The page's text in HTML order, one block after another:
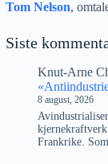
Tom Nelson,
Siste
Knut-Arne
8 august, 2026
Frankrike.